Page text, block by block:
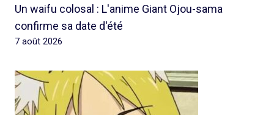
Un waifu colosal : L'anime Giant Ojou-sama
confirme sa date d'été
7 août 2026